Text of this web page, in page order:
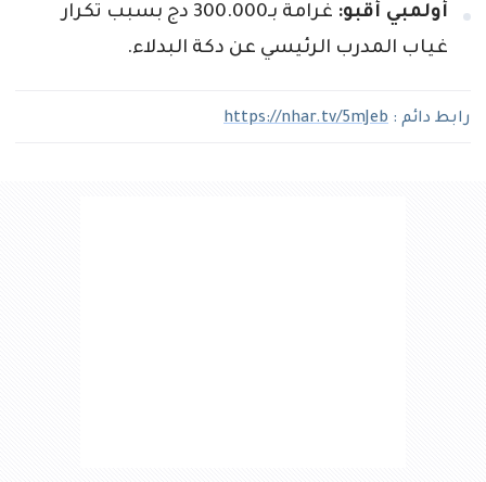
أولمبي أقبو:
غرامة بـ300.000 دج بسبب تكرار
غياب المدرب الرئيسي عن دكة البدلاء.
رابط دائم : https://nhar.tv/5mJeb